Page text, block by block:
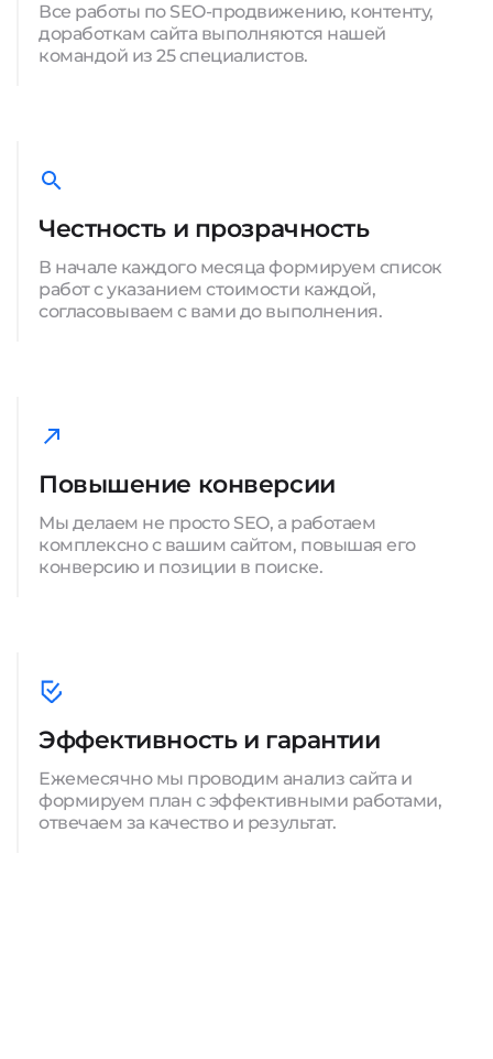
Все работы по SEO-продвижению, контенту,
доработкам сайта выполняются нашей
командой из 25 специалистов.
Честность и прозрачность
В начале каждого месяца формируем список
работ с указанием стоимости каждой,
согласовываем с вами до выполнения.
Повышение конверсии
Мы делаем не просто SEO, а работаем
комплексно с вашим сайтом, повышая его
конверсию и позиции в поиске.
Эффективность и гарантии
Ежемесячно мы проводим анализ сайта и
формируем план с эффективными работами,
отвечаем за качество и результат.